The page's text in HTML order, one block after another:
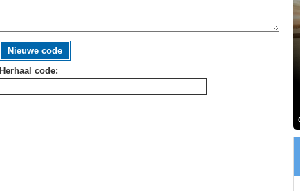
Nieuwe code
Herhaal code: